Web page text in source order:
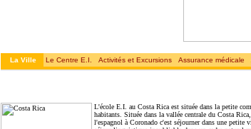
La Ville Le Centre E.I. Activités et Excursions Assurance médicale
L'école E.I. au Costa Rica est située dans la petite
habitants. Située dans la vallée centrale du Costa
l'espagnol à Coronado c'est séjourner dans une